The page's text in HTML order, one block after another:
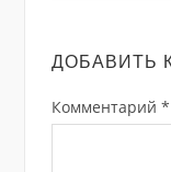
ДОБАВИТЬ
Комментарий *